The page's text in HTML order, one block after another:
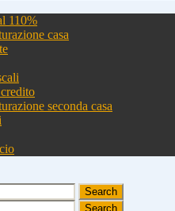
110%
casa
seconda casa